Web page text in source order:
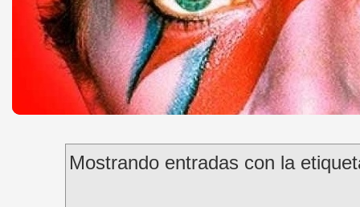
Mostrando entradas con la